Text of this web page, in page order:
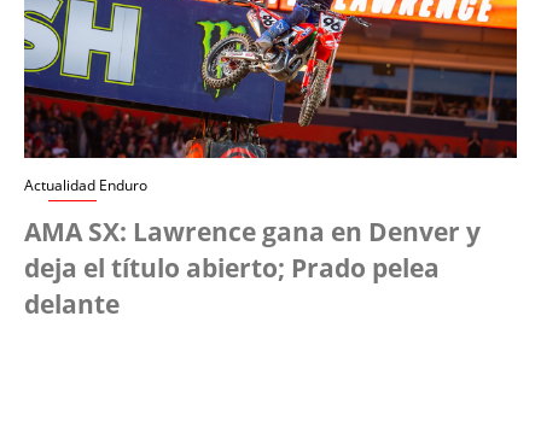
Actualidad Enduro
AMA SX: Lawrence gana en Denver y
deja el título abierto; Prado pelea
delante